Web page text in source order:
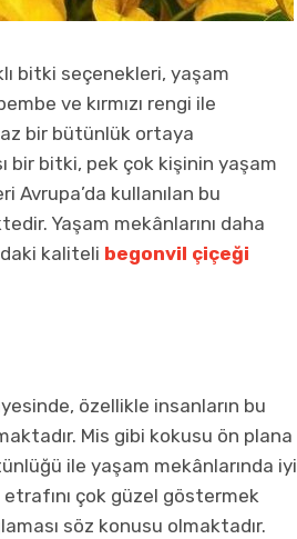
bitki seçenekleri, yaşam
ve kırmızı rengi ile
bir bütünlük ortaya
bir bitki, pek çok kişinin yaşam
Avrupa’da kullanılan bu
Yaşam mekânlarını daha
kaliteli begonvil çiçeği
özellikle insanların bu
Mis gibi kokusu ön plana
ile yaşam mekânlarında iyi
çok güzel göstermek
söz konusu olmaktadır.